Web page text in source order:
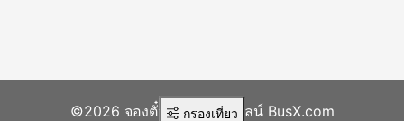
กรองเที่ยว
©2026 จองตั๋วรถทัวร์ออนไลน์ BusX.com